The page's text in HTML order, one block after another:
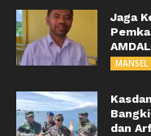
Jaga
MANSEL
dan